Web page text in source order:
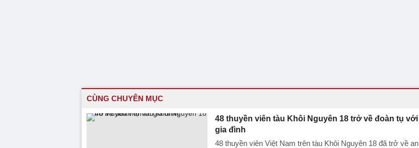
CÙNG CHUYÊN MỤC
48 thuyền viên tàu Khôi Nguyên 18 trở về đoàn tụ với
gia đình
48 thuyền viên Việt Nam trên tàu Khôi Nguyên 18 đã trở về an